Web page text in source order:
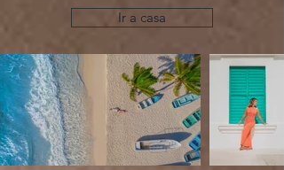
Ir a casa